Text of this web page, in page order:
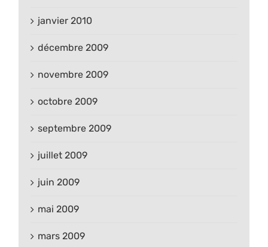
janvier 2010
décembre 2009
novembre 2009
octobre 2009
septembre 2009
juillet 2009
juin 2009
mai 2009
mars 2009